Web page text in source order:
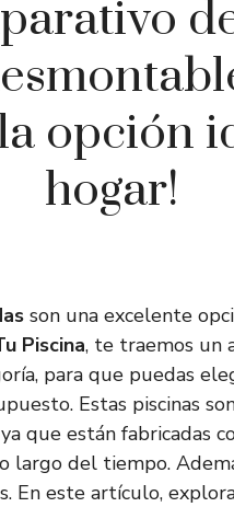
opción
hogar!
son una excelente
Piscina, te traemos un
para que puedas
Estas piscinas
que están fabricadas
largo del tiempo.
En este artículo,